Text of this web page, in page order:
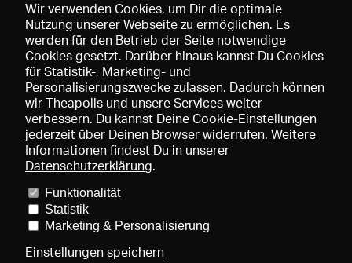
Speichern
Preise und Mitgliedschaften
Mediadaten
Über uns Impressum
Wir verwenden Cookies, um Dir die optimale
Nutzung unserer Webseite zu ermöglichen. Es
werden für den Betrieb der Seite notwendige
Cookies gesetzt. Darüber hinaus kannst Du Cookies
für Statistik-, Marketing- und
Personalisierungszwecke zulassen. Dadurch können
wir Theapolis und unsere Services weiter
verbessern. Du kannst Deine Cookie-Einstellungen
jederzeit über Deinen Browser widerrufen. Weitere
Informationen findest Du in unserer
Datenschutzerklärung.
Funktionalität
Statistik
Marketing & Personalisierung
Einstellungen speichern